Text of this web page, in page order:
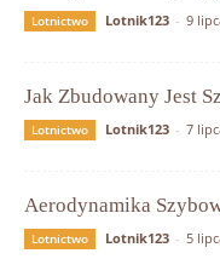
Lotnictwo Lotnik123 - 9
Jak Zbudowany Jest
Lotnictwo Lotnik123 - 7
Aerodynamika
Lotnictwo Lotnik123 - 5